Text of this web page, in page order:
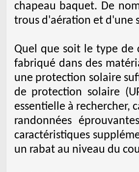
chapeau baquet. De
trous d'aération et d'une
Quel que soit le type de
fabriqué dans des
une protection solaire
de protection solaire
essentielle à rechercher,
randonnées
caractéristiques
un rabat au niveau du